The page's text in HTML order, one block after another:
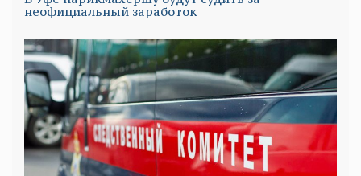
неофициальный заработок